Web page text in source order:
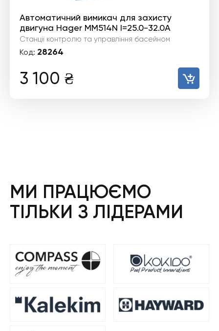
Автоматичний вимикач для захисту
двигуна Hager MM514N I=25.0-32.0А
Станції контролю та управління басейном
Код: 28264
3 100 ₴
МИ ПРАЦЮЄМО
ТІЛЬКИ З ЛІДЕРАМИ